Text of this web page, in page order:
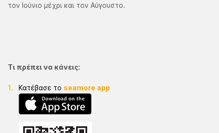
τον Ιούνιο μέχρι και τον Αύγουστο.
Τι πρέπει να κάνεις:
Κατέβασε το seamore app